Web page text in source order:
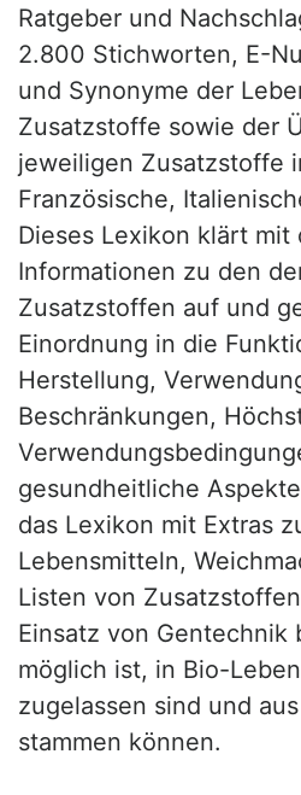
Ratgeber und
2.800 Stichworten, E-
und Synonyme der
Zusatzstoffe sowie der
jeweiligen Zusatzstoffe
Französische,
Dieses Lexikon klärt
Informationen zu den
Zusatzstoffen auf und
Einordnung in die
Herstellung,
Beschränkungen,
gesundheitliche
das Lexikon mit Extras
Lebensmitteln,
Listen von
Einsatz von Gentechnik
möglich ist, in Bio-
zugelassen sind und
stammen können.